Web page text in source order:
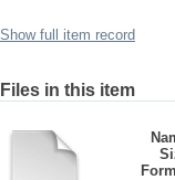
Show full item record
Files in this item